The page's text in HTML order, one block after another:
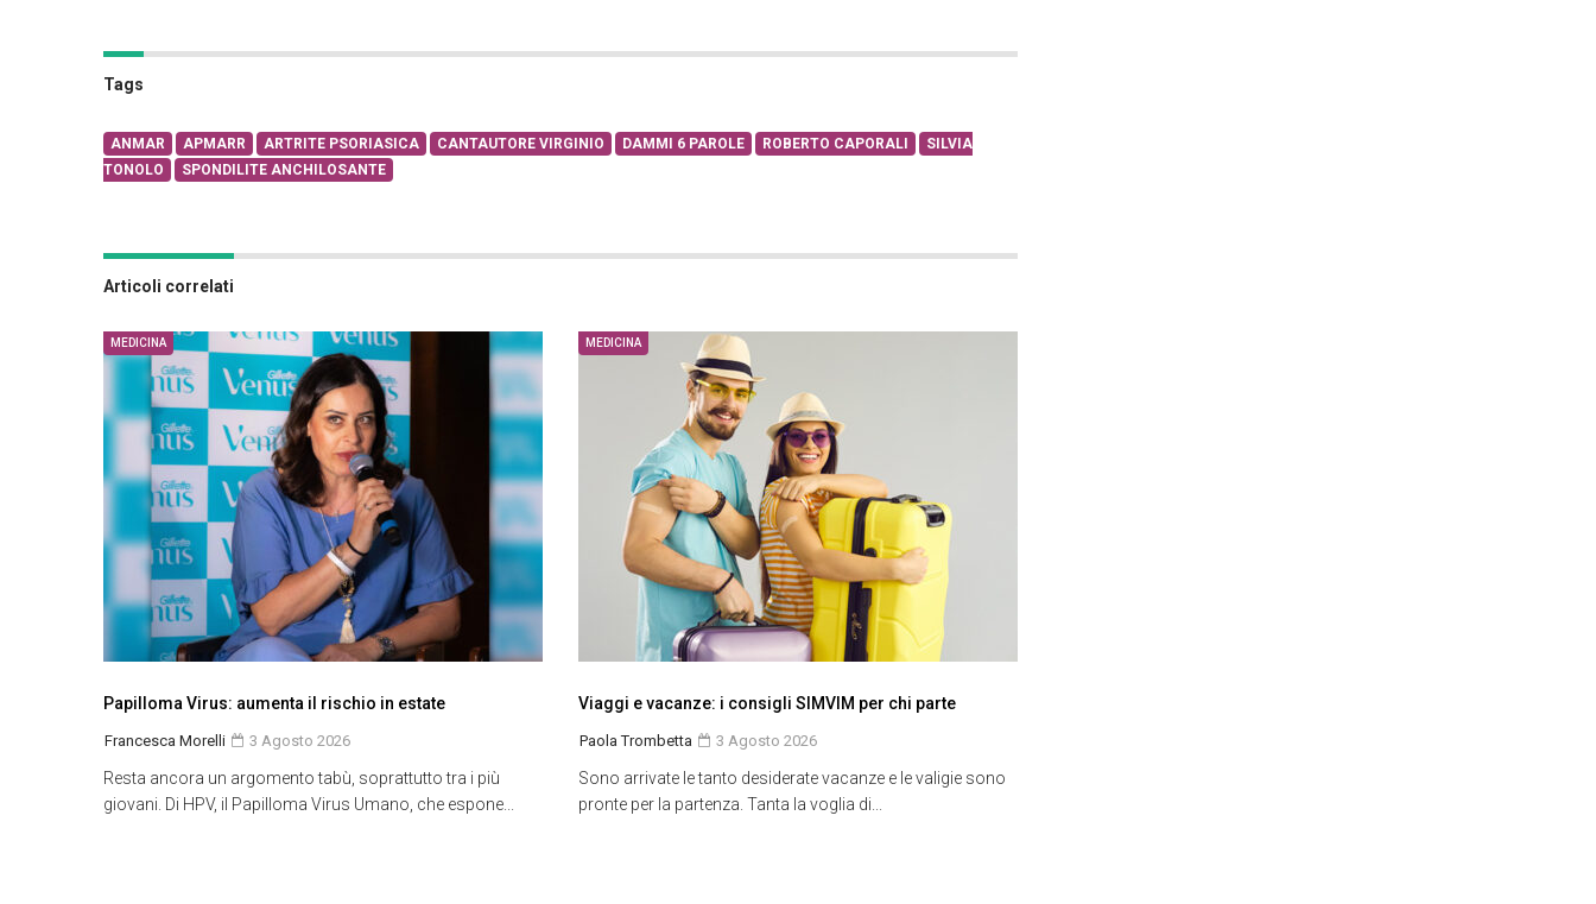
Tags
ANMAR APMARR ARTRITE PSORIASICA CANTAUTORE VIRGINIO DAMMI 6 PAROLE ROBERTO CAPORALI
SILVIA
TONOLO
SPONDILITE ANCHILOSANTE
Articoli correlati
MEDICINA
Papilloma Virus: aumenta il rischio in estate
Francesca Morelli 3 Agosto 2026
Resta ancora un argomento tabù, soprattutto tra i più
giovani. Di HPV, il Papilloma Virus Umano, che espone...
MEDICINA
Viaggi e vacanze: i consigli SIMVIM per chi parte
Paola Trombetta 3 Agosto 2026
Sono arrivate le tanto desiderate vacanze e le valigie sono
pronte per la partenza. Tanta la voglia di...